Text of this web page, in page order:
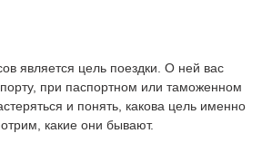
является цель поездки. О ней вас
при паспортном или таможенном
и понять, какова цель именно
какие они бывают.